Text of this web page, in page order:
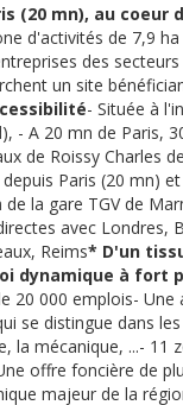
(20 mn), au coeur
d'activités de 7,9
des
un site
- Située à
- A 20 mn de Paris,
de Roissy Charles
Paris (20 mn)
la gare TGV de
avec Londres,
Reims* D'un
dynamique à fort
20 000 emplois- Une
se distingue dans
la mécanique, ...- 11
offre foncière de
majeur de la